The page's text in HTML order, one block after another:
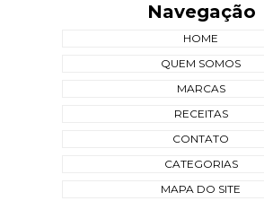
Navegação
HOME
QUEM SOMOS
MARCAS
RECEITAS
CONTATO
CATEGORIAS
MAPA DO SITE